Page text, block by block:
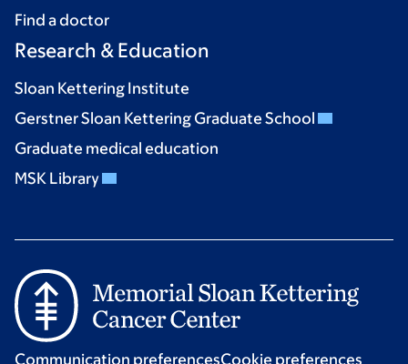
Find a doctor
Research & Education
Sloan Kettering Institute
Gerstner Sloan Kettering Graduate School
Graduate medical education
MSK Library
Communication preferencesCookie preferences